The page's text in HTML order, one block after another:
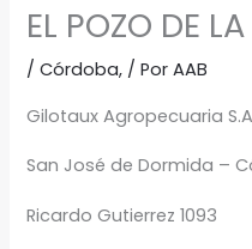
EL POZO DE
/Córdoba, / PorAAB
Gilotaux Agropecuaria
San José de Dormida –
Ricardo Gutierrez 1093